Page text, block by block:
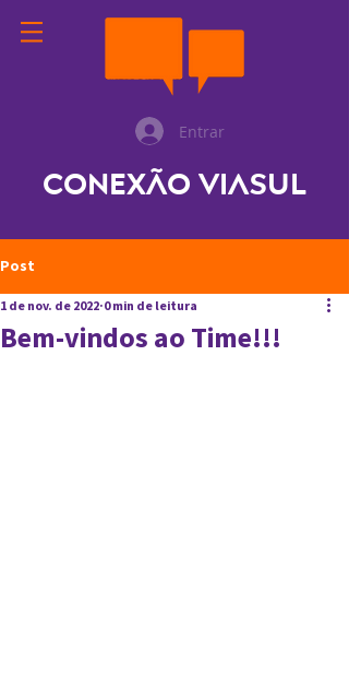
Entrar
Conexão ViaSul
Post
Bem-vindos ao Time!!!
1 de nov. de 2022 0 min de leitura